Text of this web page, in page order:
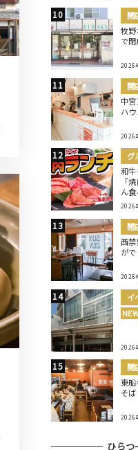
開
牧
で
2026
開
中
ハ
2026
グ
和牛
「
ん
2026
開
西禁
が
2026
イ
2026
開
東
そ
2026
ひらつ